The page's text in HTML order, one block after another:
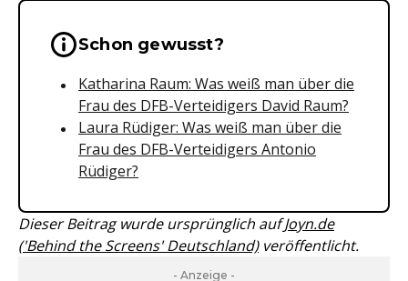
Wichtige Hinweise &
Schon gewusst?
Katharina Raum: Was weiß man über die
Frau des DFB-Verteidigers David Raum?
Laura Rüdiger: Was weiß man über die
Frau des DFB-Verteidigers Antonio
Rüdiger?
Dieser Beitrag wurde ursprünglich aufJoyn.de
('Behind the Screens' Deutschland)veröffentlicht.
- Anzeige -